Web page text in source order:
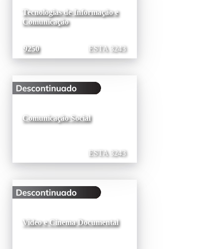
9250
Tecnologias de Informação e
Comunicação
ESTA 3243
Comunicação Social
ESTA 3243
Video e Cinema Documental